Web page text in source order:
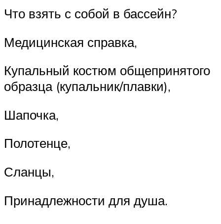
Что взять с собой в бассейн?
Медицинская справка,
Купальный костюм общепринятого
образца (купальник/плавки),
Шапочка,
Полотенце,
Сланцы,
Принадлежности для душа.